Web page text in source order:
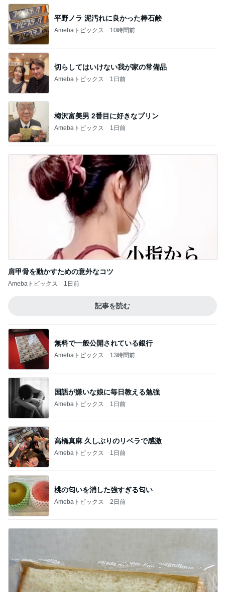
平野ノラ 泥汚れに良かった棒石鹸
Amebaトピックス 10時間前
切らしてはいけない我が家の常備品
Amebaトピックス 1日前
梅沢富美男 2番目に好きなプリン
Amebaトピックス 1日前
肩甲骨を動かすための意外なコツ
Amebaトピックス 1日前
記事を読む
無料で一般公開されている銀行
Amebaトピックス 13時間前
国語が嫌いな娘に毎日教える勉強
Amebaトピックス 1日前
高橋真麻 久しぶりのリベラで感激
Amebaトピックス 1日前
桃の匂いを消した強すぎる匂い
Amebaトピックス 2日前